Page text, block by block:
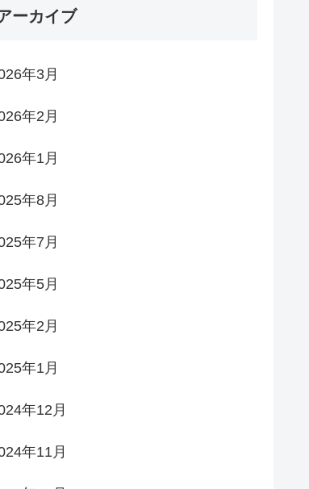
ーカイブ
年3月
年2月
年1月
年8月
年7月
年5月
年2月
年1月
年12月
年11月